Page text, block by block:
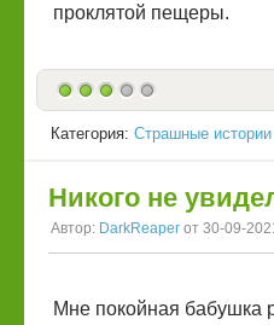
проклятой пещеры.
Категория: Страшные истории
Никого не
Автор: DarkReaper от 30-09-
Мне покойная бабушка